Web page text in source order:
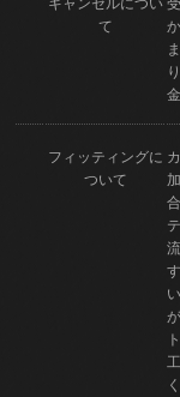
て
フィッティングに
ついて